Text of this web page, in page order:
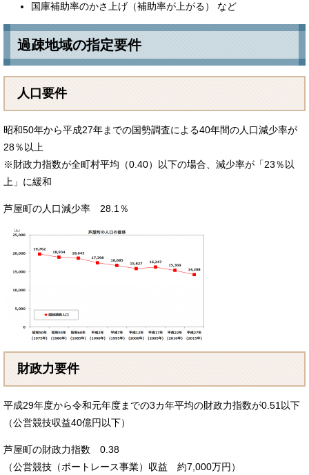
国庫補助率のかさ上げ（補助率が上がる） など
過疎地域の指定要件
人口要件
昭和50年から平成27年までの国勢調査による40年間の人口減少率が
28％以上
※財政力指数が全町村平均（0.40）以下の場合、減少率が「23％以
上」に緩和
芦屋町の人口減少率 28.1％
財政力要件
平成29年度から令和元年度までの3カ年平均の財政力指数が0.51以下
（公営競技収益40億円以下）
芦屋町の財政力指数 0.38
（公営競技（ボートレース事業）収益 約7,000万円）